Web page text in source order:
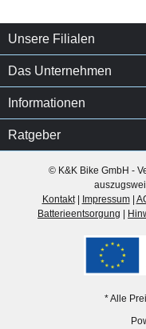
Unsere Filialen
Das Unternehmen
Informationen
Ratgeber
© K&K Bike GmbH -
Kontakt| Impressum|
Batterieentsorgung
* Alle